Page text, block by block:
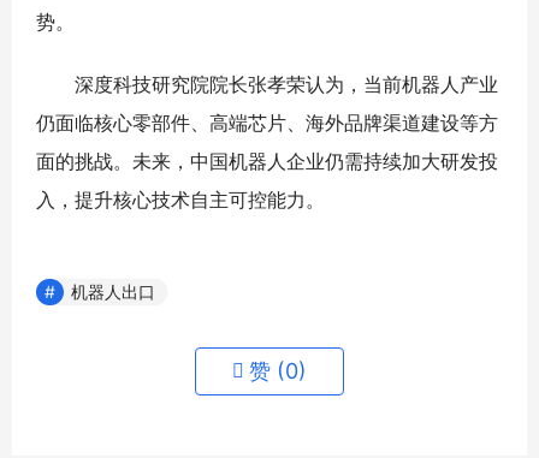
势。
深度科技研究院院长张孝荣认为，当前机器人产业
仍面临核心零部件、高端芯片、海外品牌渠道建设等方
面的挑战。未来，中国机器人企业仍需持续加大研发投
入，提升核心技术自主可控能力。
机器人出口
赞 (0)